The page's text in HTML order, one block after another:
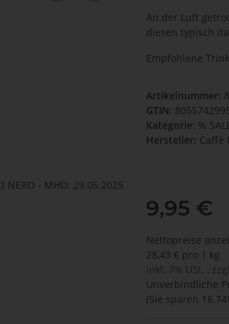
An der Luft
diesen typisch
Empfohlene
Artikelnummer:
GTIN:
Kategorie: %
Hersteller: Caffè
9,95 €
Nettopreise
28,43 € pro 1 kg
inkl. 7% USt. , zzgl.
Unverbindliche
(Sie sparen